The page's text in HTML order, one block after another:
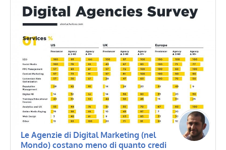
Le Agenzie di Digital Marketing (nel
Mondo) costano meno di quanto credi